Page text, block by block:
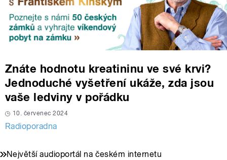
Znáte hodnotu kreatininu ve své krvi?
Jednoduché vyšetření ukáže, zda jsou
vaše ledviny v pořádku
10. červenec 2024
Radioporadna
Největší audioportál na českém internetu